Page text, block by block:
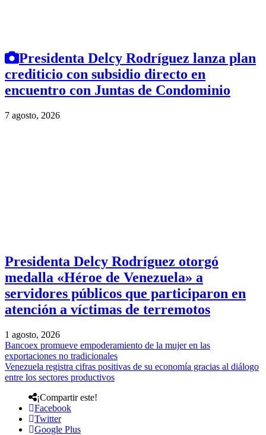
Presidenta Delcy Rodríguez lanza plan
crediticio con subsidio directo en
encuentro con Juntas de Condominio
7 agosto, 2026
Presidenta Delcy Rodríguez otorgó
medalla «Héroe de Venezuela» a
servidores públicos que participaron en
atención a víctimas de terremotos
1 agosto, 2026
Bancoex promueve empoderamiento de la mujer en las
exportaciones no tradicionales
Venezuela registra cifras positivas de su economía gracias al diálogo
entre los sectores productivos
¡Compartir este!
Facebook
Twitter
Google Plus